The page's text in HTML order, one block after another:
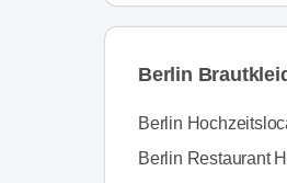
Berlin
Berlin
Berlin Restaurant